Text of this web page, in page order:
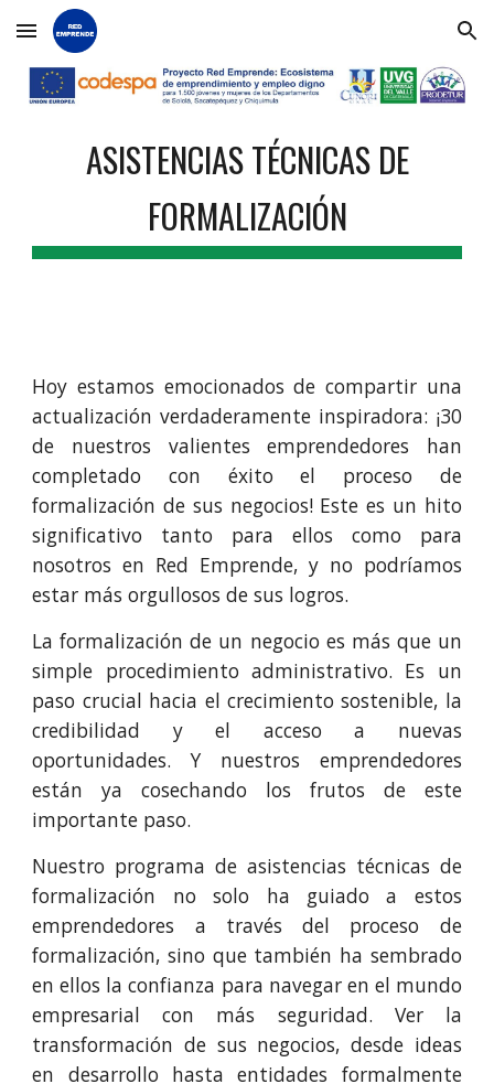
Skip to main content Skip to navigation
ASISTENCIAS TÉCNICAS DE
FORMALIZACIÓN
Hoy estamos emocionados de compartir una
actualización verdaderamente inspiradora: ¡30
de nuestros valientes emprendedores han
completado con éxito el proceso de
formalización de sus negocios! Este es un hito
significativo tanto para ellos como para
nosotros en Red Emprende, y no podríamos
estar más orgullosos de sus logros.
La formalización de un negocio es más que un
simple procedimiento administrativo. Es un
paso crucial hacia el crecimiento sostenible, la
credibilidad y el acceso a nuevas
oportunidades. Y nuestros emprendedores
están ya cosechando los frutos de este
importante paso.
Nuestro programa de asistencias técnicas de
formalización no solo ha guiado a estos
emprendedores a través del proceso de
formalización, sino que también ha sembrado
en ellos la confianza para navegar en el mundo
empresarial con más seguridad. Ver la
transformación de sus negocios, desde ideas
en desarrollo hasta entidades formalmente